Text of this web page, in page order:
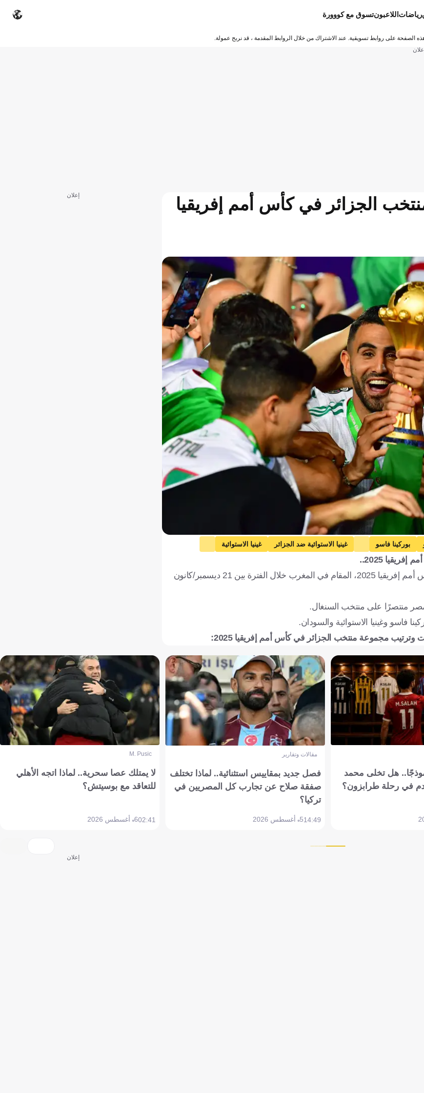
رياضات اللاعبونتسوق مع كووورة
الصفحة على روابط تسويقية. عند الاشتراك من خلال الروابط المقدمة ، قد نربح عمولة.
إعلان
الجزائر في كأس أمم إفريقيا
بوركينا فاسو غينيا الاستوائية ضد الجزائر
غينيا الاستوائية
كرة قدم
2025..
يترقب عشاق كرة القدم الجزائرية بدء مشوار ثعالب الصحراء في كأس أمم إفريقيا 2025، المقام في المغرب خلال الفترة بين 21 ديسمبر/كانون
فاسو وغينيا الاستوائية والسودان.
مجموعة منتخب الجزائر في كأس أمم إفريقيا 2025:
إعلان
هل تخلى محمد
في رحلة طرابزون؟
مقالات وتقارير
فصل جديد بمقاييس استثنائية.. لماذا تختلف
صفقة صلاح عن تجارب كل المصريين في
تركيا؟
14:495 أغسطس 2026
M. Pusic
لا يمتلك عصا سحرية.. لماذا اتجه الأهلي
للتعاقد مع بوسيتش؟
02:416 أغسطس 2026
إعلان